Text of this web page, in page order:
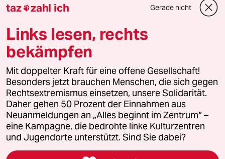
Downloads für Abonnierende
© 2026 taz Verlags und Vertriebs GmbH
Alle Rechte vorbehalten. Bei rechtlichen Fragen oder für Genehmigungen
wenden Sie sich bitte an lizenzen@taz.de
Feedback Redaktionsstatut Kommune-Richtlinien
Leitlinie Informant Datenschutz Impressum AGB
taz zahl ich Gerade nicht
Links lesen, rechts
bekämpfen
Mit doppelter Kraft für eine offene Gesellschaft!
Besonders jetzt brauchen Menschen, die sich gegen
Rechtsextremismus einsetzen, unsere Solidarität.
Daher gehen 50 Prozent der Einnahmen aus
Neuanmeldungen an „Alles beginnt im Zentrum“ –
eine Kampagne, die bedrohte linke Kulturzentren
und Jugendorte unterstützt. Sind Sie dabei?